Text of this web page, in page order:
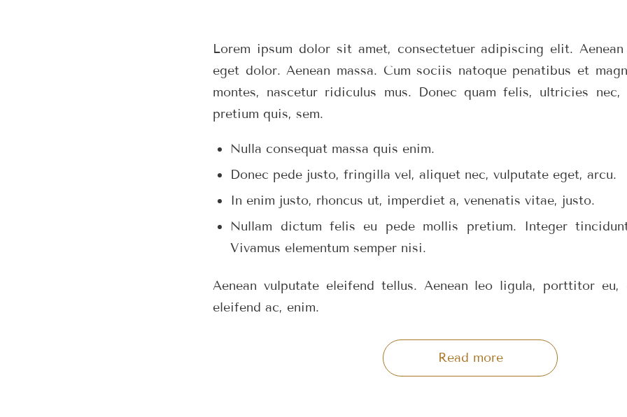
Lorem ipsum dolor sit amet, consectetuer adipiscing elit.
eget dolor. Aenean massa. Cum sociis natoque penatibus et
montes, nascetur ridiculus mus. Donec quam felis, ultricies nec,
pretium quis, sem.
Nulla consequat massa quis enim.
Donec pede justo, fringilla vel, aliquet nec, vulputate eget, arcu.
In enim justo, rhoncus ut, imperdiet a, venenatis vitae, justo.
Nullam dictum felis eu pede mollis pretium. Integer
Vivamus elementum semper nisi.
Aenean vulputate eleifend tellus. Aenean leo ligula, porttitor eu,
eleifend ac, enim.
Read more